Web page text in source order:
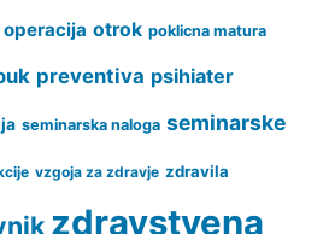
operacija otrok poklicna matura
preventiva psihiater
seminarska naloga seminarske
vzgoja za zdravje zdravila
zdravstvena